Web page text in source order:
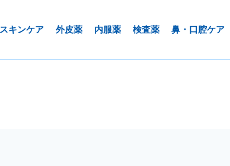
スキンケア 外皮薬 内服薬 検査薬 鼻・口腔ケア